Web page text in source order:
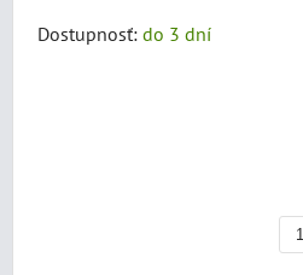
Dostupnosť: do 3 dní